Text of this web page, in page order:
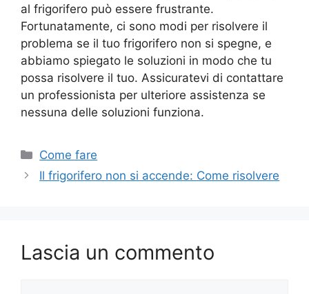
al frigorifero può essere frustrante.
Fortunatamente, ci sono modi per risolvere il
problema se il tuo frigorifero non si spegne, e
abbiamo spiegato le soluzioni in modo che tu
possa risolvere il tuo. Assicuratevi di contattare
un professionista per ulteriore assistenza se
nessuna delle soluzioni funziona.
Categorie
Come fare
Navigazione
Il frigorifero non si accende: Come risolvere
Lascia un commento